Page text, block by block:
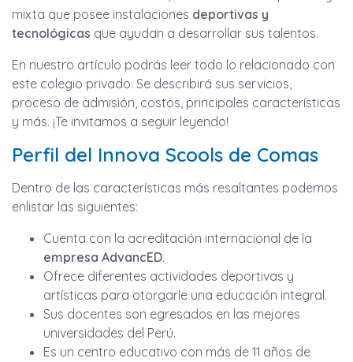
mixta que posee instalaciones deportivas y
tecnológicas que ayudan a desarrollar sus talentos.
En nuestro artículo podrás leer todo lo relacionado con
este colegio privado. Se describirá sus servicios,
proceso de admisión, costos, principales características
y más. ¡Te invitamos a seguir leyendo!
Perfil del Innova Scools de Comas
Dentro de las características más resaltantes podemos
enlistar las siguientes:
Cuenta con la acreditación internacional de la
empresa AdvancED.
Ofrece diferentes actividades deportivas y
artísticas para otorgarle una educación integral.
Sus docentes son egresados en las mejores
universidades del Perú.
Es un centro educativo con más de 11 años de